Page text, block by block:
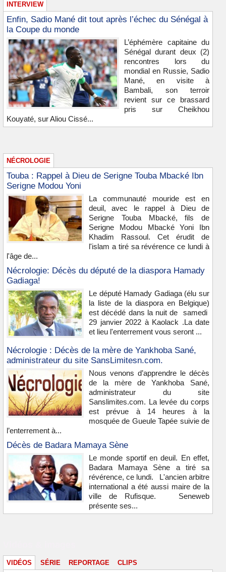
INTERVIEW
Enfin, Sadio Mané dit tout après l’échec du Sénégal à
la Coupe du monde
L’éphémère capitaine du
Sénégal durant deux (2)
rencontres lors du
mondial en Russie, Sadio
Mané, en visite à
Bambali, son terroir
revient sur ce brassard
pris sur Cheikhou
Kouyaté, sur Aliou Cissé...
NÉCROLOGIE
Touba : Rappel à Dieu de Serigne Touba Mbacké Ibn
Serigne Modou Yoni
La communauté mouride est en
deuil, avec le rappel à Dieu de
Serigne Touba Mbacké, fils de
Serigne Modou Mbacké Yoni Ibn
Khadim Rassoul. Cet érudit de
l'islam a tiré sa révérence ce lundi à
l'âge de...
Nécrologie: Décès du député de la diaspora Hamady
Gadiaga!
Le député Hamady Gadiaga (élu sur
la liste de la diaspora en Belgique)
est décédé dans la nuit de samedi
29 janvier 2022 à Kaolack .La date
et lieu l'enterrement vous seront ...
Nécrologie : Décès de la mère de Yankhoba Sané,
administrateur du site SansLimitesn.com.
Nous venons d’apprendre le décès
de la mère de Yankhoba Sané,
administrateur du site
Sanslimites.com. La levée du corps
est prévue à 14 heures à la
mosquée de Gueule Tapée suivie de
l’enterrement à...
Décès de Badara Mamaya Sène
Le monde sportif en deuil. En effet,
Badara Mamaya Sène a tiré sa
révérence, ce lundi. L'ancien arbitre
international a été aussi maire de la
ville de Rufisque. Seneweb
présente ses...
VIDÉOS SÉRIE REPORTAGE CLIPS